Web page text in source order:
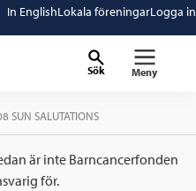
In EnglishLokala föreningarLogga in
Sök Meny
SUN SALUTATIONS
är inte Barncancerfonden
för.